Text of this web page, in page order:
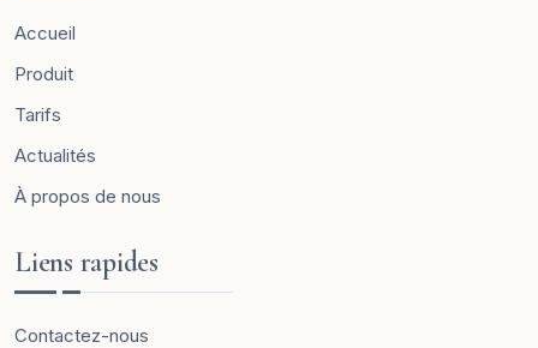
Accueil
Produit
Tarifs
Actualités
À propos de nous
Liens rapides
Contactez-nous